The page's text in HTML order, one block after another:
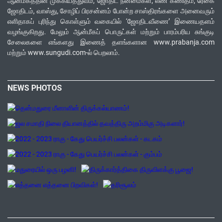
ஜோதிடம், வாஸ்து, சோழிப் பிரசன்னம் போன்ற சாஸ்திரங்களை அனைவரும்
எளிதாகப் புரிந்து கொள்ளும் வகையில் ‘ஜோதிடவீணை’ இணையதளம்
வழங்குகிறது. மேலும் ஆன்மீகப் பொருட்கள் மற்றும் பாரம்பரிய சுங்குடி
சேலைகளை எங்களது இணைத் தளங்களான www.prabanja.com
மற்றும் www.sungudi.com-ல் பெறலாம்.
NEWS PHOTOS